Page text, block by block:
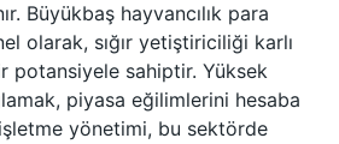
Büyükbaş hayvancılık para
olarak, sığır yetiştiriciliği karlı
potansiyele sahiptir. Yüksek
piyasa eğilimlerini hesaba
yönetimi, bu sektörde